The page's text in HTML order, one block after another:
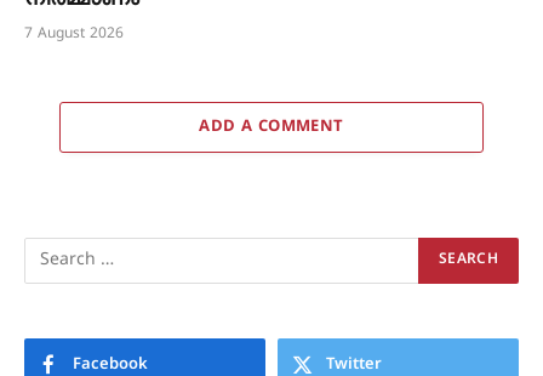
7 August 2026
ADD A COMMENT
Facebook Twitter